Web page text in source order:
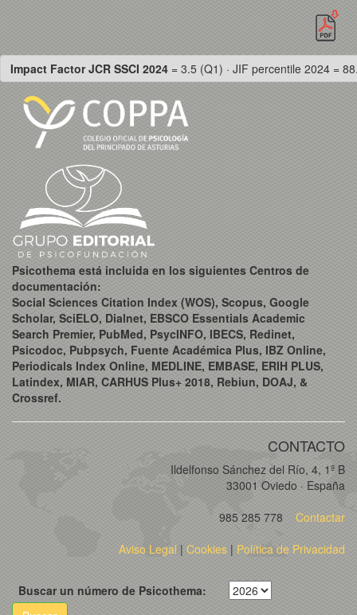
Impact Factor JCR SSCI 2024 = 3.5 (Q1) · JIF percentile 2024 =
Psicothema está incluida en los siguientes Centros de
documentación:
Social Sciences Citation Index (WOS), Scopus, Google
Scholar, SciELO, Dialnet, EBSCO Essentials Academic
Search Premier, PubMed, PsycINFO, IBECS, Redinet,
Psicodoc, Pubpsych, Fuente Académica Plus, IBZ Online,
Periodicals Index Online, MEDLINE, EMBASE, ERIH PLUS,
Latindex, MIAR, CARHUS Plus+ 2018, Rebiun, DOAJ, &
Crossref.
CONTACTO
Ildelfonso Sánchez del Río, 4, 1º B
33001 Oviedo · España
985 285 778
Contactar
Aviso Legal| Cookies | Política de Privacidad
Buscar un número de Psicothema: